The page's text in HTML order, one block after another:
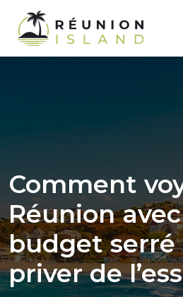
Comment
Réunion
budget serré
priver de